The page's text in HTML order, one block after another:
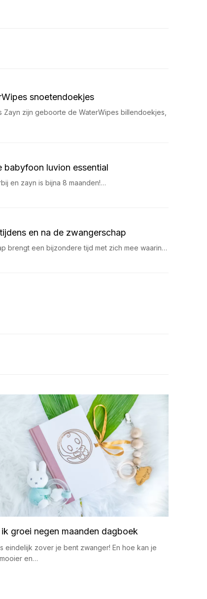
snoetendoekjes
Zayn zijn geboorte de WaterWipes billendoekjes,
babyfoon luvion essential
en zayn is bijna 8 maanden!…
en na de zwangerschap
brengt een bijzondere tijd met zich mee waarin…
ik groei negen maanden dagboek
eindelijk zover je bent zwanger! En hoe kan je
en…